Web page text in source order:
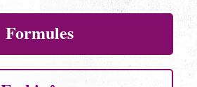
Formules